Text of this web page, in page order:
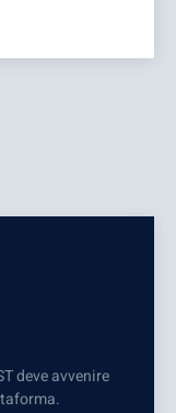
deve avvenire